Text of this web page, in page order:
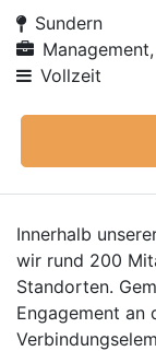
Sundern
Vollzeit
Innerhalb
wir rund 200
Standorten.
Engagement an